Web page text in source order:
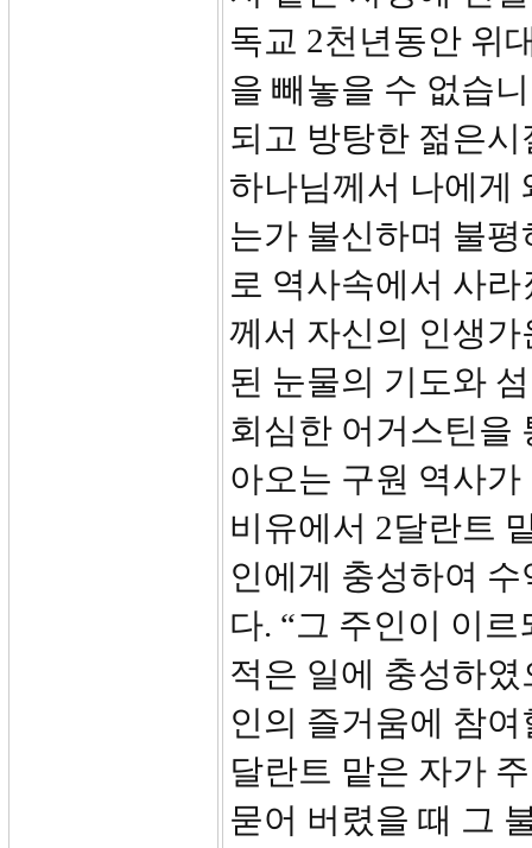
독교 2천년동안 위
을 빼놓을 수 없습
되고 방탕한 젊은
하나님께서 나에게
는가 불신하며 불
로 역사속에서 사
께서 자신의 인생
된 눈물의 기도와
회심한 어거스틴을
아오는 구원 역사
비유에서 2달란트
인에게 충성하여
다. “그 주인이 이
적은 일에 충성하
인의 즐거움에 참
달란트 맡은 자가
묻어 버렸을 때 그